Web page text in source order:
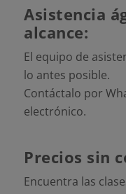
Asistencia
alcance:
El equipo de
lo antes posible.
Contáctalo por
electrónico.
Precios sin
Encuentra las